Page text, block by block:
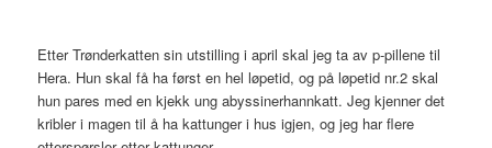
Etter Trønderkatten sin utstilling i april skal jeg ta av p-pillene til
Hera. Hun skal få ha først en hel løpetid, og på løpetid nr.2 skal
hun pares med en kjekk ung abyssinerhannkatt. Jeg kjenner det
kribler i magen til å ha kattunger i hus igjen, og jeg har flere